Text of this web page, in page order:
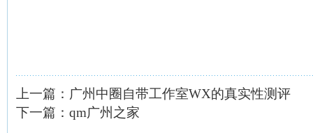
上一篇： 广州中圈自带工作室WX的真实性测评
下一篇： qm广州之家